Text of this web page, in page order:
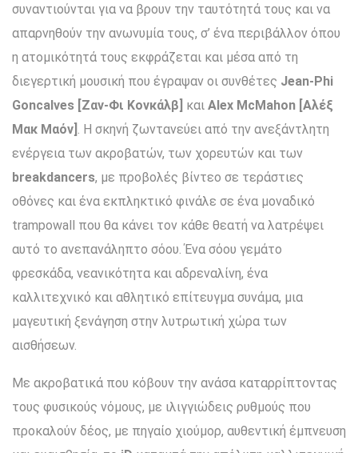
συναντιούνται για να βρουν την ταυτότητά τους και να
απαρνηθούν την ανωνυμία τους, σ’ ένα περιβάλλον όπου
η ατομικότητά τους εκφράζεται και μέσα από τη
διεγερτική μουσική που έγραψαν οι συνθέτες Jean-Phi
Goncalves [Ζαν-Φι Κονκάλβ] και Alex McMahon [Αλέξ
Μακ Μαόν] . Η σκηνή ζωντανεύει από την ανεξάντλητη
ενέργεια των ακροβατών, των χορευτών και των
breakdancers, με προβολές βίντεο σε τεράστιες
οθόνες και ένα εκπληκτικό φινάλε σε ένα μοναδικό
trampowall που θα κάνει τον κάθε θεατή να λατρέψει
αυτό το ανεπανάληπτο σόου. Ένα σόου γεμάτο
φρεσκάδα, νεανικότητα και αδρεναλίνη, ένα
καλλιτεχνικό και αθλητικό επίτευγμα συνάμα, μια
μαγευτική ξενάγηση στην λυτρωτική χώρα των
αισθήσεων.
Με ακροβατικά που κόβουν την ανάσα καταρρίπτοντας
τους φυσικούς νόμους, με ιλιγγιώδεις ρυθμούς που
προκαλούν δέος, με πηγαίο χιούμορ, αυθεντική έμπνευση